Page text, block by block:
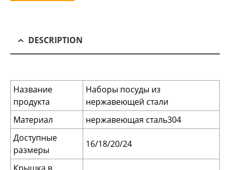
DESCRIPTION
Название
продукта
Наборы посуды из
нержавеющей стали
Материал
нержавеющая сталь304
Доступные
размеры
16/18/20/24